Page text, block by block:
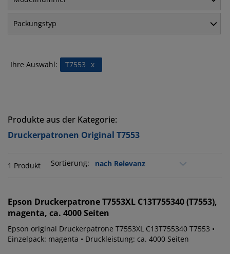
Packungstyp
Ihre Auswahl: x
T7553
Produkte aus der Kategorie:
Druckerpatronen Original T7553
1 Produkt Sortierung:
Epson Druckerpatrone T7553XL C13T755340 (T7553),
magenta, ca. 4000 Seiten
Epson original Druckerpatrone T7553XL C13T755340 T7553 •
Einzelpack: magenta • Druckleistung: ca. 4000 Seiten